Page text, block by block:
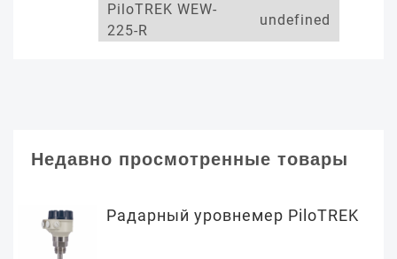
PiloTREK WEW-
225-R
undefined
Недавно просмотренные товары
Радарный уровнемер PiloTREK